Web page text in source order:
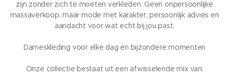
zijn zonder zich te moeten verkleden. Geen onpersoonlijke
massaverkoop, maar mode met karakter, persoonlijk advies en
aandacht voor wat echt bij jou past.
Dameskleding voor elke dag én bijzondere momenten
Onze collectie bestaat uit een afwisselende mix van: